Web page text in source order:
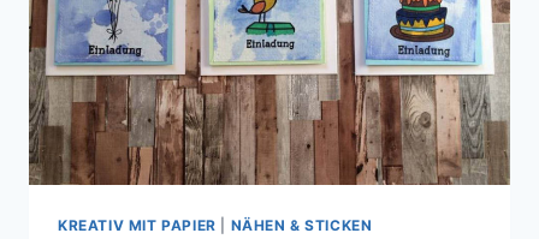
KREATIV MIT PAPIER NÄHEN & STICKEN